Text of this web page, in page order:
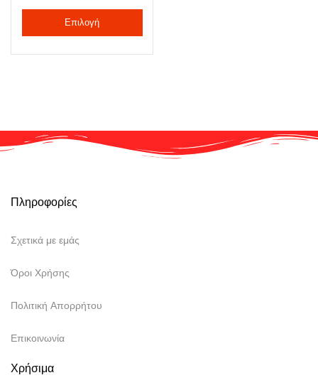
Επιλογή
Πληροφορίες
Σχετικά με εμάς
Όροι Χρήσης
Πολιτική Απορρήτου
Επικοινωνία
Χρήσιμα